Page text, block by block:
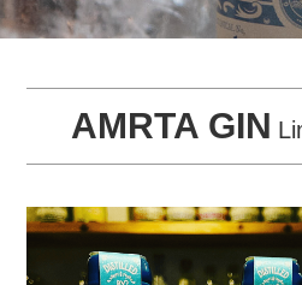
AMRTA GIN